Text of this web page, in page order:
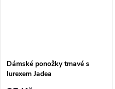
Dámské ponožky tmavé s
lurexem Jadea